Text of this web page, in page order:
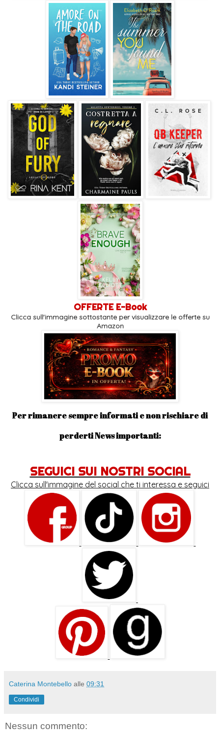
OFFERTE E-Book
Clicca sull'immagine sottostante per visualizzare le offerte su
Amazon
Per rimanere sempre informati e non rischiare di
perderti News importanti:
SEGUICI SUI NOSTRI SOCIAL
Clicca sull'immagine del social che ti interessa e seguici
Caterina Montebello alle 09:31
Condividi
Nessun commento: